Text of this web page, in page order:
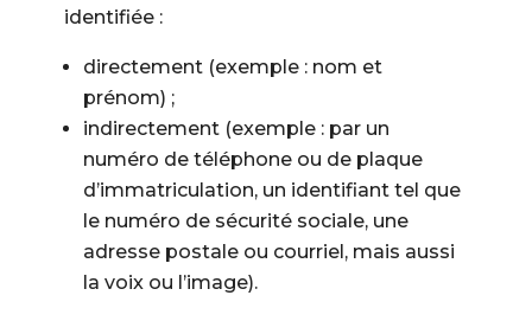
identifiée :
directement (exemple : nom et
prénom) ;
indirectement (exemple : par un
numéro de téléphone ou de plaque
d’immatriculation, un identifiant tel que
le numéro de sécurité sociale, une
adresse postale ou courriel, mais aussi
la voix ou l’image).